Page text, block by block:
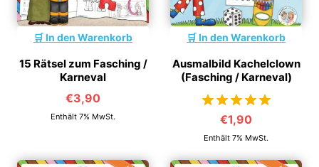
In den Warenkorb
15 Rätsel zum Fasching /
Karneval
€3,90
Enthält 7% MwSt.
In den Warenkorb
Ausmalbild Kachelclown
(Fasching / Karneval)
von 5
€1,90
Enthält 7% MwSt.